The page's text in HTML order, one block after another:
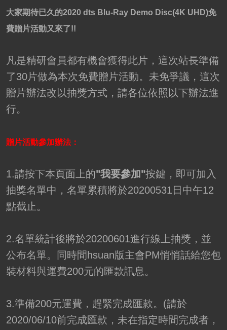
大家期待已久的2020 dts Blu-Ray Demo Disc(4K UHD)免
費贈片活動又來了!!
凡是精研會員都有機會獲得此片，這次站長準備
了30片做為本次免費贈片活動。未免爭議，這次
贈片辦法改以抽獎方式，請各位依照以下辦法進
行。
贈片活動參加辦法：
1.請按下本頁面上的"我要參加"按鍵，即可加入
抽獎名單中，名單累積將於20200531日中午12
點截止。
2.名單統計後將於20200601進行線上抽獎，並
公布名單。同時間hsuan版主會PM悄悄話給您包
裝材料與運費200元的匯款訊息。
3.準備200元運費，趕緊完成匯款。(請於
2020/06/10前完成匯款，未在指定時間完成者，